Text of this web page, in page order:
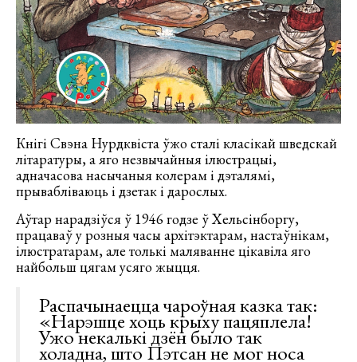
Кнігі Свэна Нурдквіста ўжо сталі класікай шведскай
літаратуры, а яго незвычайныя ілюстрацыі,
адначасова насычаныя колерам і дэталямі,
прывабліваюць і дзетак і дарослых.
Аўтар нарадзіўся ў 1946 годзе ў Хельсінборгу,
працаваў у розныя часы архітэктарам, настаўнікам,
ілюстратарам, але толькі маляванне цікавіла яго
найбольш цягам усяго жыцця.
Распачынаецца чароўная казка так:
«Нарэшце хоць крыху пацяплела!
Ужо некалькі дзён было так
холадна, што Пэтсан не мог носа